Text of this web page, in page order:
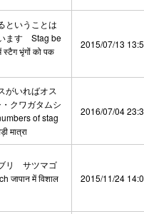
ということは
ます Stag be
स्टैग भृंगों को पक
2015/07/13
がいればオス
クワガタムシ
of stag
मात्रा
2016/07/04
リ サツマゴ
जापान में विशाल
2015/11/24